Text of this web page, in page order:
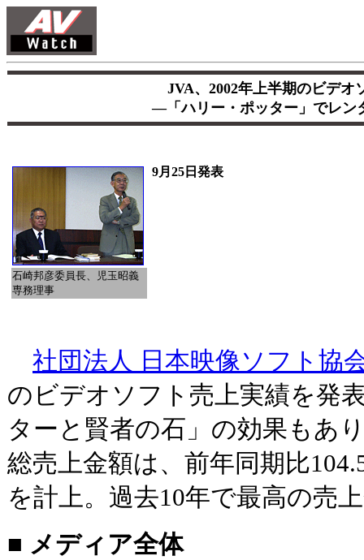
JVA、2002年上半期のビデオ
―「ハリー・ポッター」でレン
石崎邦彦委員長、児玉昭義
専務理事
9月25日発表
社団法人 日本映像ソフト協
のビデオソフト売上実績を発
ターと賢者の石」の効果もあ
総売上金額は、前年同期比
を計上。過去10年で最高の売
■ メディア全体